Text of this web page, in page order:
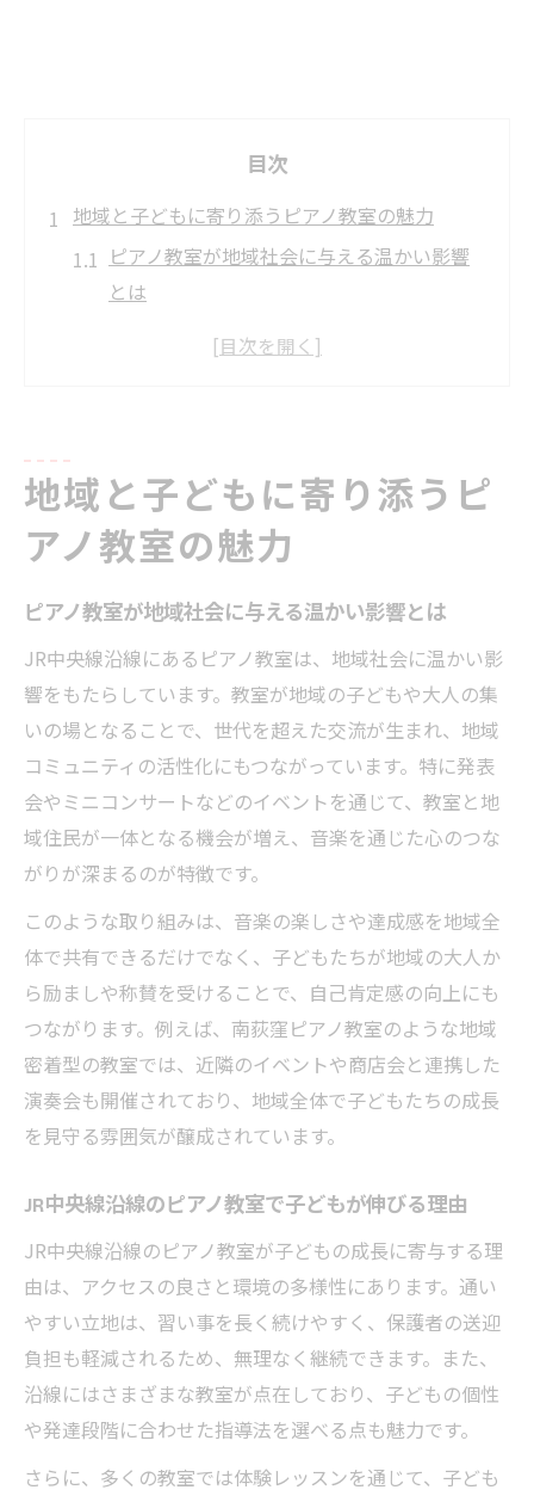
目次
地域と子どもに寄り添うピアノ教室の魅力
ピアノ教室が地域社会に与える温かい影響
とは
JR中央線沿線のピアノ教室で子どもが伸び
ピアノ教室が子どもの自己表現を広げる仕
荻窪 ピアノ教室 子供に人気の指導スタイル
JR中央線沿線で非認知能力を育む方法
密
JR中央線沿線のピアノ教室で非認知能力ア
ップ
ピアノ教室が子どもの成長を支える理由
音楽指導が育てる自己管理力と発表会体験
ピアノ教室と家庭との連携が生む学びの効
果
音楽体験が地域貢献につながる理由とは
ピアノ教室の演奏会が地域をつなぐ場とな
る
中央線グリーン車 演奏会を活用した地域活
動
音楽体験が地域交流を深めるピアノ教室の
ピアノ教室が地域イベントに参加する意義
とは
地域貢献を実感できるピアノ教室の取り組
み
子どもの成長を支えるピアノ教室の役割
ピアノ教室が子どもの挑戦心を育てる環境
地域と子どもに寄り添うピ
アノ教室の魅力
ピアノ教室が地域社会に与える温かい影響とは
JR中央線沿線にあるピアノ教室は、地域社会に温かい影
響をもたらしています。教室が地域の子どもや大人の集
いの場となることで、世代を超えた交流が生まれ、地域
コミュニティの活性化にもつながっています。特に発表
会やミニコンサートなどのイベントを通じて、教室と地
域住民が一体となる機会が増え、音楽を通じた心のつな
がりが深まるのが特徴です。
このような取り組みは、音楽の楽しさや達成感を地域全
体で共有できるだけでなく、子どもたちが地域の大人か
ら励ましや称賛を受けることで、自己肯定感の向上にも
つながります。例えば、南荻窪ピアノ教室のような地域
密着型の教室では、近隣のイベントや商店会と連携した
演奏会も開催されており、地域全体で子どもたちの成長
を見守る雰囲気が醸成されています。
JR中央線沿線のピアノ教室で子どもが伸びる理由
JR中央線沿線のピアノ教室が子どもの成長に寄与する理
由は、アクセスの良さと環境の多様性にあります。通い
やすい立地は、習い事を長く続けやすく、保護者の送迎
負担も軽減されるため、無理なく継続できます。また、
沿線にはさまざまな教室が点在しており、子どもの個性
や発達段階に合わせた指導法を選べる点も魅力です。
さらに、多くの教室では体験レッスンを通じて、子ども